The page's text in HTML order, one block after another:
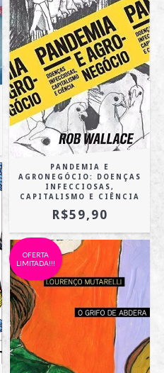
PANDEMIA E
AGRONEGÓCIO: DOENÇAS
INFECCIOSAS,
CAPITALISMO E CIÊNCIA
R$59,90
OFERTA
LIMITADA!!!